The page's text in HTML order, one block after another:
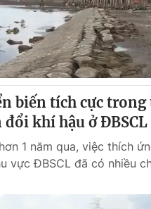
biến tích cực
khí hậu ở ĐBSCL
1 năm qua, việc thích
vực ĐBSCL đã có nhiều